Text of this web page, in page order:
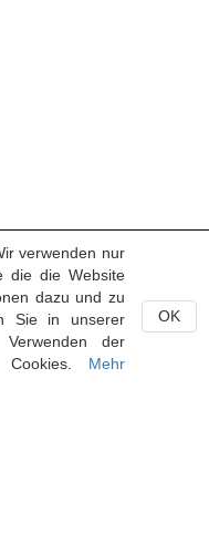
verwenden nur
die die Website
dazu und zu
Sie in unserer
Verwenden der
Cookies. Mehr
OK